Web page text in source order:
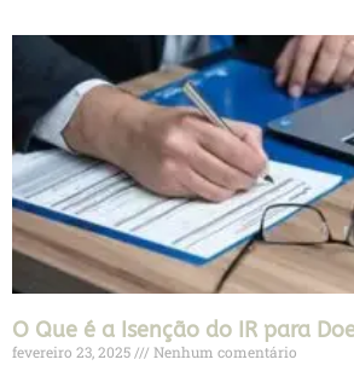
O Que é a Isenção do IR para
fevereiro 23, 2025 Nenhum comentário